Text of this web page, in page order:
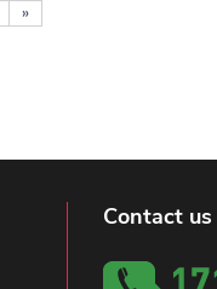
»
Contact us